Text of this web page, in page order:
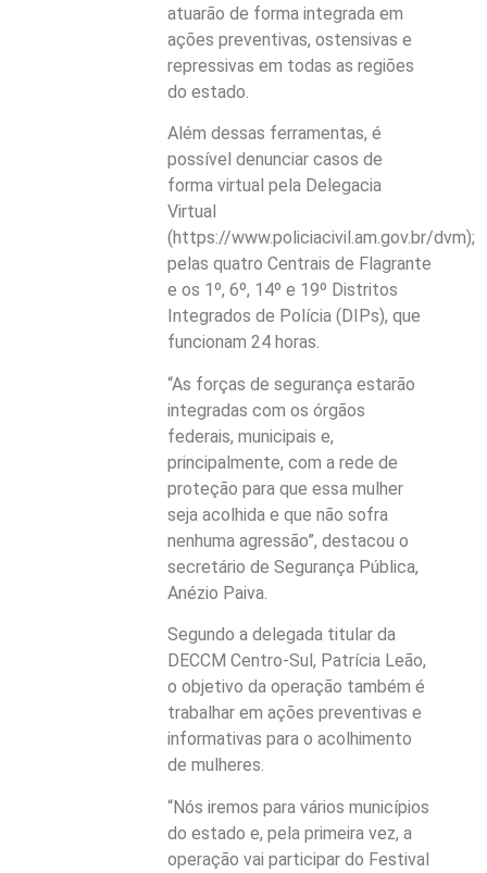
atuarão de forma integrada em
ações preventivas, ostensivas e
repressivas em todas as regiões
do estado.
Além dessas ferramentas, é
possível denunciar casos de
forma virtual pela Delegacia
Virtual
(https://www.policiacivil.am.gov.br/dvm);
pelas quatro Centrais de Flagrante
e os 1º, 6º, 14º e 19º Distritos
Integrados de Polícia (DIPs), que
funcionam 24 horas.
“As forças de segurança estarão
integradas com os órgãos
federais, municipais e,
principalmente, com a rede de
proteção para que essa mulher
seja acolhida e que não sofra
nenhuma agressão”, destacou o
secretário de Segurança Pública,
Anézio Paiva.
Segundo a delegada titular da
DECCM Centro-Sul, Patrícia Leão,
o objetivo da operação também é
trabalhar em ações preventivas e
informativas para o acolhimento
de mulheres.
“Nós iremos para vários municípios
do estado e, pela primeira vez, a
operação vai participar do Festival